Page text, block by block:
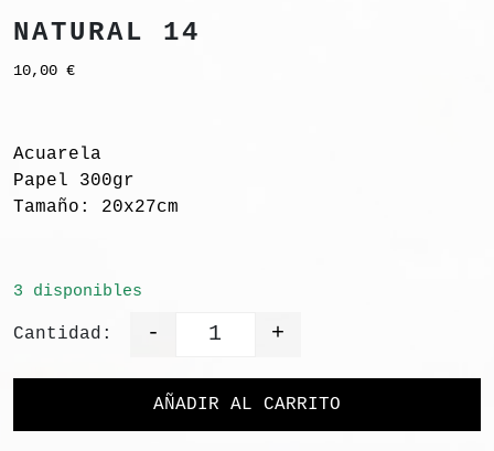
NATURAL 14
10,00 €
Acuarela
Papel 300gr
Tamaño: 20x27cm
3 disponibles
Cantidad:
Quantity
- +
AÑADIR AL CARRITO